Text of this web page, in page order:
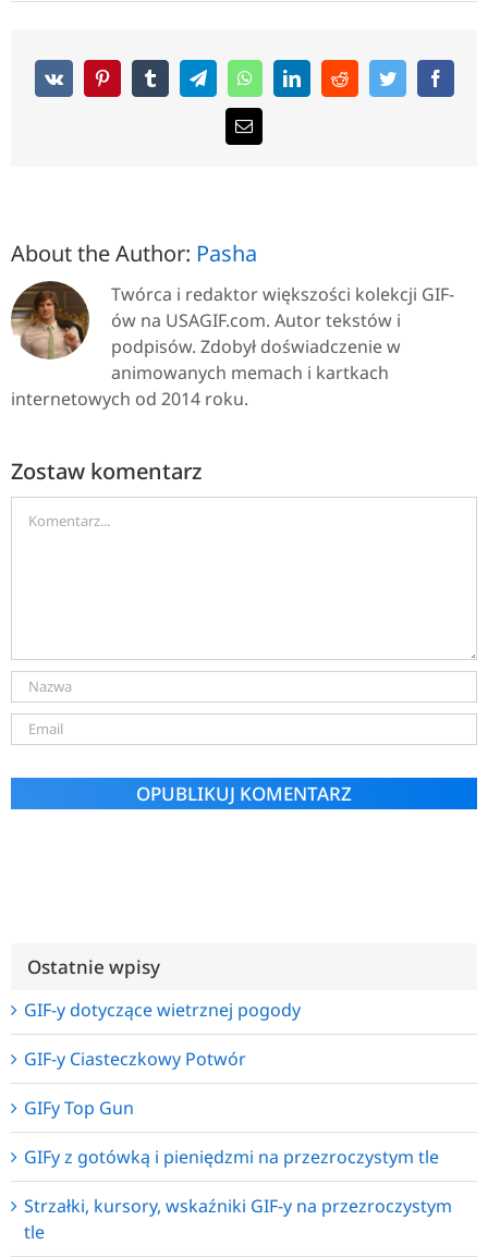
About the Author: Pasha
Twórca i redaktor większości kolekcji GIF-
ów na USAGIF.com. Autor tekstów i
podpisów. Zdobył doświadczenie w
animowanych memach i kartkach
internetowych od 2014 roku.
Zostaw komentarz
Ostatnie wpisy
GIF-y dotyczące wietrznej pogody
GIF-y Ciasteczkowy Potwór
GIFy Top Gun
GIFy z gotówką i pieniędzmi na przezroczystym tle
Strzałki, kursory, wskaźniki GIF-y na przezroczystym
tle